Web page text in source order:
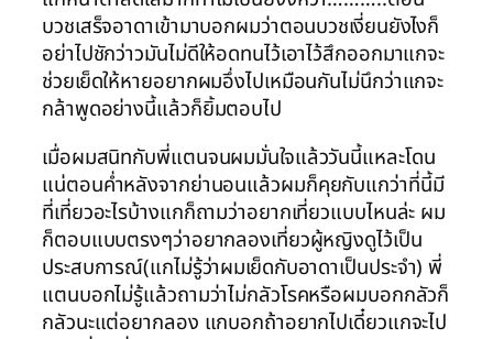
บวชเสร็จอาดาเข้ามาบอกผมว่าตอนบวชเงี่ยนยังไงก็
อย่าไปชักว่าวมันไม่ดีให้อดทนไว้เอาไว้สึกออกมาแกจะ
ช่วยเย็ดให้หายอยากผมอึ่งไปเหมือนกันไม่นึกว่าแกจะ
กล้าพูดอย่างนี้แล้วก็ยิ้มตอบไป
เมื่อผมสนิทกับพี่แตนจนผมมั่นใจแล้ววันนี้แหละโดน
แน่ตอนค่ำหลังจากย่านอนแล้วผมก็คุยกับแกว่าที่นี้มี
ที่เที่ยวอะไรบ้างแกก็ถามว่าอยากเที่ยวแบบไหนล่ะ ผม
ก็ตอบแบบตรงๆว่าอยากลองเที่ยวผู้หญิงดูไว้เป็น
ประสบการณ์(แกไม่รู้ว่าผมเย็ดกับอาดาเป็นประจำ) พี่
แตนบอกไม่รู้แล้วถามว่าไม่กลัวโรคหรือผมบอกกลัวก็
กลัวนะแต่อยากลอง แกบอกถ้าอยากไปเดี๋ยวแกจะไป